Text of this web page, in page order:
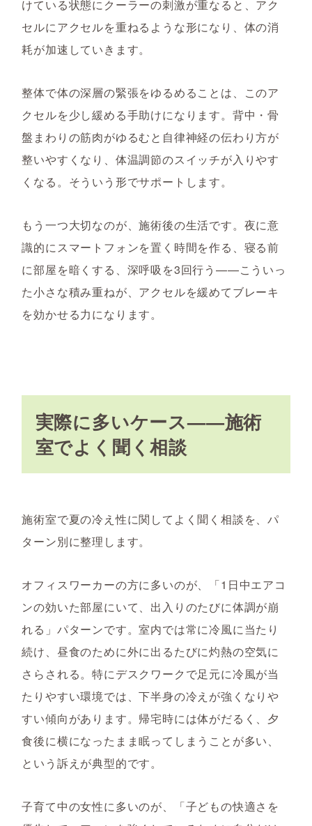
けている状態にクーラーの刺激が重なると、アク
セルにアクセルを重ねるような形になり、体の消
耗が加速していきます。
整体で体の深層の緊張をゆるめることは、このア
クセルを少し緩める手助けになります。背中・骨
盤まわりの筋肉がゆるむと自律神経の伝わり方が
整いやすくなり、体温調節のスイッチが入りやす
くなる。そういう形でサポートします。
もう一つ大切なのが、施術後の生活です。夜に意
識的にスマートフォンを置く時間を作る、寝る前
に部屋を暗くする、深呼吸を3回行う——こういっ
た小さな積み重ねが、アクセルを緩めてブレーキ
を効かせる力になります。
実際に多いケース——施術
室でよく聞く相談
施術室で夏の冷え性に関してよく聞く相談を、パ
ターン別に整理します。
オフィスワーカーの方に多いのが、「1日中エアコ
ンの効いた部屋にいて、出入りのたびに体調が崩
れる」パターンです。室内では常に冷風に当たり
続け、昼食のために外に出るたびに灼熱の空気に
さらされる。特にデスクワークで足元に冷風が当
たりやすい環境では、下半身の冷えが強くなりや
すい傾向があります。帰宅時には体がだるく、夕
食後に横になったまま眠ってしまうことが多い、
という訴えが典型的です。
子育て中の女性に多いのが、「子どもの快適さを